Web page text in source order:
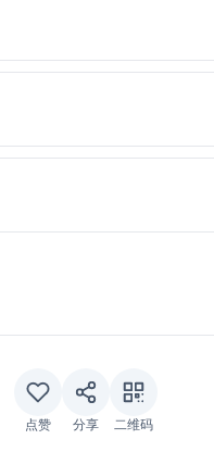
点赞 分享 二维码